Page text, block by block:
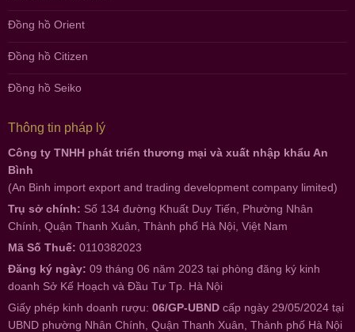
Đồng hồ Orient
Đồng hồ Citizen
Đồng hồ Seiko
Thông tin pháp lý
Công ty TNHH phát triển thương mại và xuất nhập khẩu An
Bình
(An Binh import export and trading development company limited)
Trụ sở chính: Số 134 đường Khuất Duy Tiến, Phường Nhân
Chính, Quận Thanh Xuân, Thành phố Hà Nội, Việt Nam
Mã Số Thuế: 0110382023
Đăng ký ngày: 09 tháng 06 năm 2023 tại phòng đăng ký kinh
doanh Sở Kế Hoạch và Đầu Tư Tp. Hà Nội
Giấy phép kinh doanh rượu: 06/GP-UBND cấp ngày 29/05/2024 tại
UBND phường Nhân Chính, Quận Thanh Xuân, Thành phố Hà Nội